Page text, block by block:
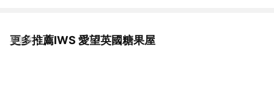
更多推薦IWS 愛望英國糖果屋
看更多